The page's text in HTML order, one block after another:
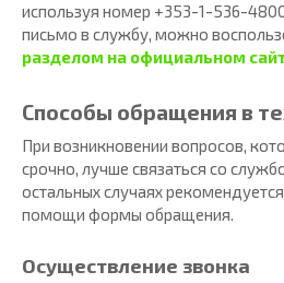
используя номер +353-1-536-
письмо в службу, можно
разделом на официальном
Способы обращения в
При возникновении вопросов,
срочно, лучше связаться со
остальных случаях
помощи формы обращения.
Осуществление звонка